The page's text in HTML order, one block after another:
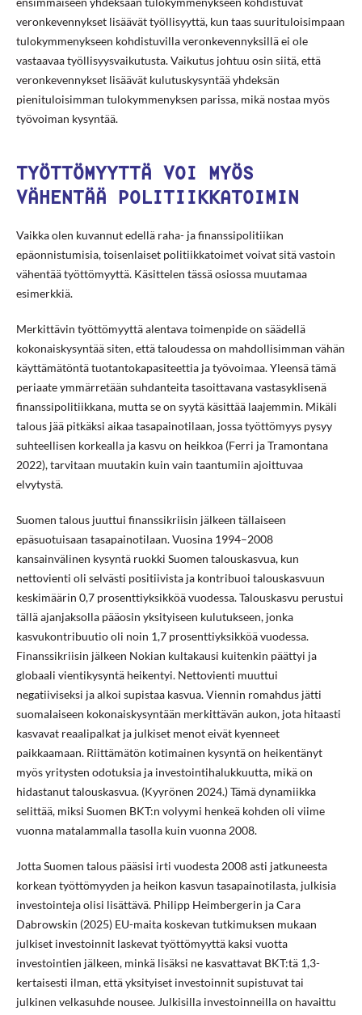
veronkevennykset lisäävät työllisyyttä, kun taas suurituloisimpaan
tulokymmenykseen kohdistuvilla veronkevennyksillä ei ole
vastaavaa työllisyysvaikutusta. Vaikutus johtuu osin siitä, että
veronkevennykset lisäävät kulutuskysyntää yhdeksän
pienituloisimman tulokymmenyksen parissa, mikä nostaa myös
työvoiman kysyntää.
TYÖTTÖMYYTTÄ VOI MYÖS
VÄHENTÄÄ POLITIIKKATOIMIN
Vaikka olen kuvannut edellä raha- ja finanssipolitiikan
epäonnistumisia, toisenlaiset politiikkatoimet voivat sitä vastoin
vähentää työttömyyttä. Käsittelen tässä osiossa muutamaa
esimerkkiä.
Merkittävin työttömyyttä alentava toimenpide on säädellä
kokonaiskysyntää siten, että taloudessa on mahdollisimman vähän
käyttämätöntä tuotantokapasiteettia ja työvoimaa. Yleensä tämä
periaate ymmärretään suhdanteita tasoittavana vastasyklisenä
finanssipolitiikkana, mutta se on syytä käsittää laajemmin. Mikäli
talous jää pitkäksi aikaa tasapainotilaan, jossa työttömyys pysyy
suhteellisen korkealla ja kasvu on heikkoa (Ferri ja Tramontana
2022), tarvitaan muutakin kuin vain taantumiin ajoittuvaa
elvytystä.
Suomen talous juuttui finanssikriisin jälkeen tällaiseen
epäsuotuisaan tasapainotilaan. Vuosina 1994–2008
kansainvälinen kysyntä ruokki Suomen talouskasvua, kun
nettovienti oli selvästi positiivista ja kontribuoi talouskasvuun
keskimäärin 0,7 prosenttiyksikköä vuodessa. Talouskasvu perustui
tällä ajanjaksolla pääosin yksityiseen kulutukseen, jonka
kasvukontribuutio oli noin 1,7 prosenttiyksikköä vuodessa.
Finanssikriisin jälkeen Nokian kultakausi kuitenkin päättyi ja
globaali vientikysyntä heikentyi. Nettovienti muuttui
negatiiviseksi ja alkoi supistaa kasvua. Viennin romahdus jätti
suomalaiseen kokonaiskysyntään merkittävän aukon, jota hitaasti
kasvavat reaalipalkat ja julkiset menot eivät kyenneet
paikkaamaan. Riittämätön kotimainen kysyntä on heikentänyt
myös yritysten odotuksia ja investointihalukkuutta, mikä on
hidastanut talouskasvua. (Kyyrönen 2024.) Tämä dynamiikka
selittää, miksi Suomen BKT:n volyymi henkeä kohden oli viime
vuonna matalammalla tasolla kuin vuonna 2008.
Jotta Suomen talous pääsisi irti vuodesta 2008 asti jatkuneesta
korkean työttömyyden ja heikon kasvun tasapainotilasta, julkisia
investointeja olisi lisättävä. Philipp Heimbergerin ja Cara
Dabrowskin (2025) EU-maita koskevan tutkimuksen mukaan
julkiset investoinnit laskevat työttömyyttä kaksi vuotta
investointien jälkeen, minkä lisäksi ne kasvattavat BKT:tä 1,3-
kertaisesti ilman, että yksityiset investoinnit supistuvat tai
julkinen velkasuhde nousee. Julkisilla investoinneilla on havaittu